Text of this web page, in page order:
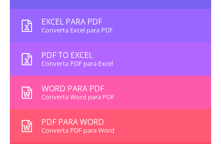
EXCEL PARA PDF
Converta Excel para PDF
PDF TO EXCEL
Converta PDF para Excel
WORD PARA PDF
Converta Word para PDF
PDF PARA WORD
Converta PDF para Word